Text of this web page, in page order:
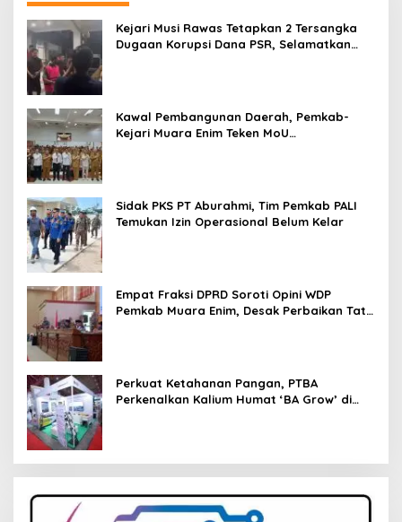
Kejari Musi Rawas Tetapkan 2 Tersangka
Dugaan Korupsi Dana PSR, Selamatkan
Kawal Pembangunan Daerah, Pemkab-
Kejari Muara Enim Teken MoU
Sidak PKS PT Aburahmi, Tim Pemkab PALI
Temukan Izin Operasional Belum Kelar
Empat Fraksi DPRD Soroti Opini WDP
Pemkab Muara Enim, Desak Perbaikan Tata
Perkuat Ketahanan Pangan, PTBA
Perkenalkan Kalium Humat ‘BA Grow’ di